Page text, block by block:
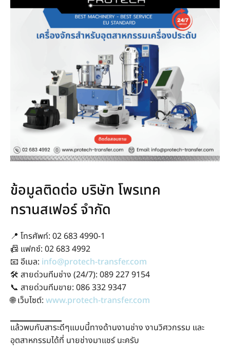
ข้อมูลติดต่อ บริษัท โพรเทค
ทรานสเฟอร์ จำกัด
📍 โทรศัพท์: 02 683 4990-1
📠 แฟกซ์: 02 683 4992
📧 อีเมล: info@protech-transfer.com
🛠 สายด่วนทีมช่าง (24/7): 089 227 9154
📞 สายด่วนทีมขาย: 086 332 9347
🌐 เว็บไซต์: www.protech-transfer.com
แล้วพบกับสาระดีๆแบบนี้ทางด้านงานช่าง งานวิศวกรรม และ
อุตสาหกรรมได้ที่ นายช่างมาแชร์ นะครับ